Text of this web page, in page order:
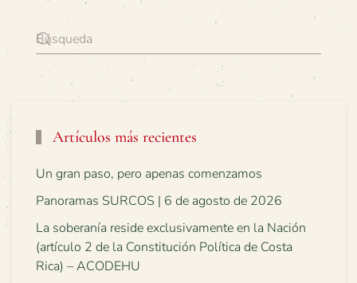
Artículos más recientes
Un gran paso, pero apenas comenzamos
Panoramas SURCOS | 6 de agosto de 2026
La soberanía reside exclusivamente en la Nación
(artículo 2 de la Constitución Política de Costa
Rica) – ACODEHU